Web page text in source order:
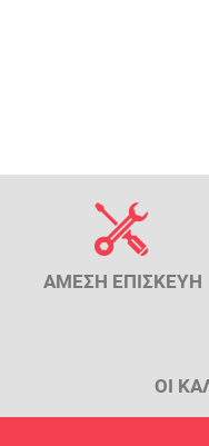
ΑΜΕΣΗ ΕΠΙΣΚΕΥΗ
ΟΙ